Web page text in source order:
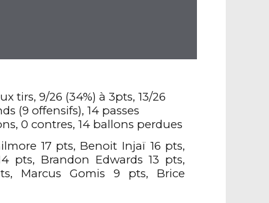
tirs, 9/26 (34%) à 3pts, 13/26
(9 offensifs), 14 passes
0 contres, 14 ballons perdues
17 pts, Benoit Injaï 16 pts,
pts, Brandon Edwards 13 pts,
Marcus Gomis 9 pts, Brice